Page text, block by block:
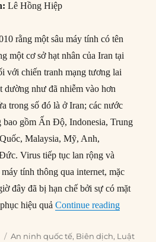
Lê Hồng Hiệp
rằng một sâu máy tính có tên
một cơ sở hạt nhân của Iran tại
với chiến tranh mạng tương lai
dường như đã nhiễm vào hơn
trong số đó là ở Iran; các nước
bao gồm Ấn Độ, Indonesia, Trung
Malaysia, Mỹ, Anh,
Virus tiếp tục lan rộng và
tính thông qua internet, mặc
đây đã bị hạn chế bởi sự có mặt
hiệu quảContinue reading“#131 –
Categories
An ninh quốc tế, Biên dịch, Luật